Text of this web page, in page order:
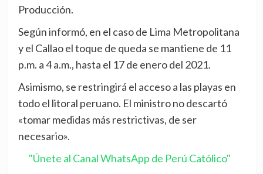
Producción.
Según informó, en el caso de Lima Metropolitana
y el Callao el toque de queda se mantiene de 11
p.m. a 4 a.m., hasta el 17 de enero del 2021.
Asimismo, se restringirá el acceso a las playas en
todo el litoral peruano. El ministro no descartó
«tomar medidas más restrictivas, de ser
necesario».
"Únete al Canal WhatsApp de Perú Católico"